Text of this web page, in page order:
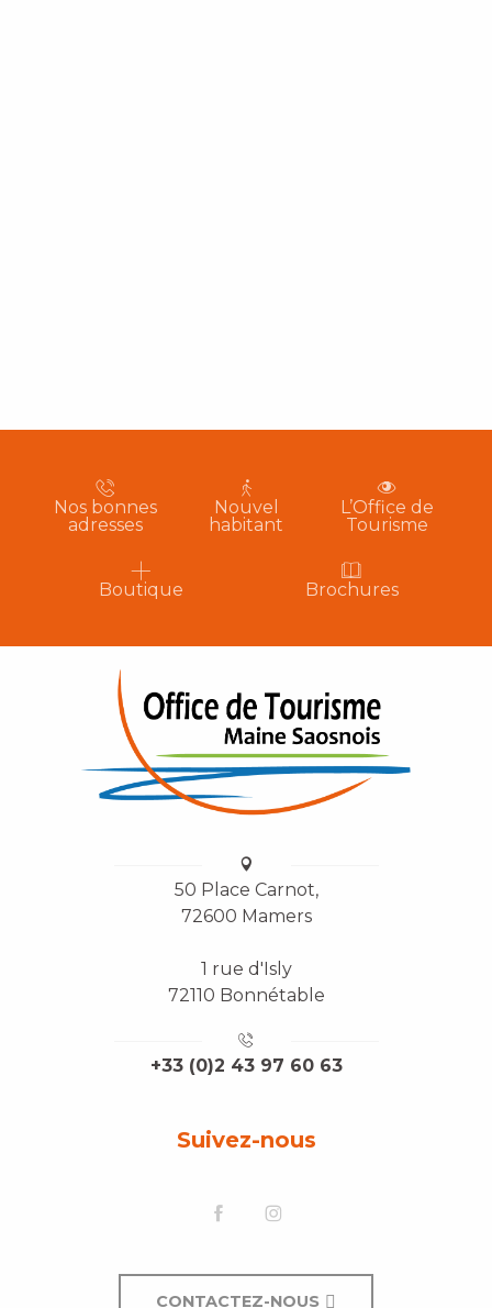
Nos bonnes
adresses
Nouvel
habitant
L’Office de
Tourisme
Boutique Brochures
50 Place Carnot,
72600 Mamers
1 rue d'Isly
72110 Bonnétable
+33 (0)2 43 97 60 63
Suivez-nous
CONTACTEZ-NOUS